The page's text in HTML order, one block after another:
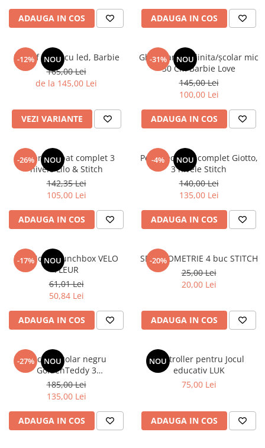
ADAUGA IN COS ADAUGA IN COS
-12% NOU
Pantof sport cu led, Barbie
165,00 Lei
de la 145,00 Lei
VEZI VARIANTE
-31% NOU
Ghiozdan gradinita/școlar mic
30 Cm Barbie Love
145,00 Lei
100,00 Lei
ADAUGA IN COS
-26% NOU
Penar echipat complet 3
nivele Lilo & Stitch
142,35 Lei
105,00 Lei
ADAUGA IN COS
-4% NOU
Penar echipat complet Giotto,
3 nivele Stitch
140,00 Lei
135,00 Lei
ADAUGA IN COS
-17% NOU
TOPModel Lunchbox VELO
FLEUR
61,01 Lei
50,84 Lei
ADAUGA IN COS
-20%
SET GEOMETRIE 4 buc STITCH
25,00 Lei
20,00 Lei
ADAUGA IN COS
-27% NOU
Rucsac școlar negru
GoldenTeddy 3
compartimente Astra
185,00 Lei
135,00 Lei
ADAUGA IN COS
NOU
Controller pentru Jocul
educativ LUK
75,00 Lei
ADAUGA IN COS